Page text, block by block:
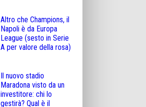
Altro che Champions, il
Napoli è da Europa
League (sesto in Serie
A per valore della rosa)
Il nuovo stadio
Maradona visto da un
investitore: chi lo
gestirà? Qual è il